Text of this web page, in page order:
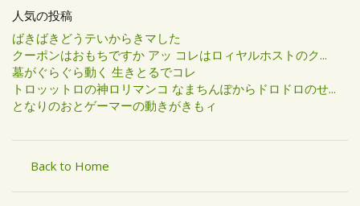
人気の投稿
ばきばきどうテいからきマした
クーポンはおもちですか アッ コレはロィヤルホストのク...
墓がぐらぐら動く 生きとるでコレ
トロッットロの神ロリマンコ なまちんぽからドロドロのせ...
となりのおとゲーマーの動きがきもィ
Back to Home